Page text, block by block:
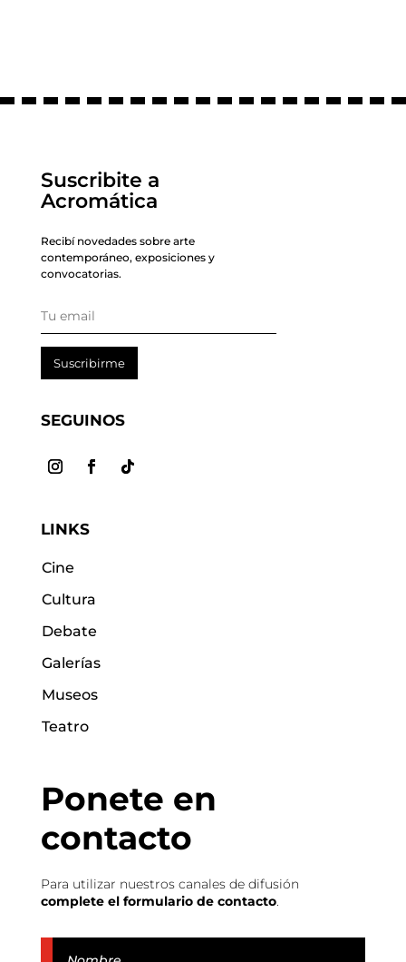
Suscribite a
Acromática
Recibí novedades sobre arte
contemporáneo, exposiciones y
convocatorias.
Suscribirme
SEGUINOS
LINKS
Cine
Cultura
Debate
Galerías
Museos
Teatro
Ponete en
contacto
Para utilizar nuestros canales de difusión
complete el formulario de contacto.